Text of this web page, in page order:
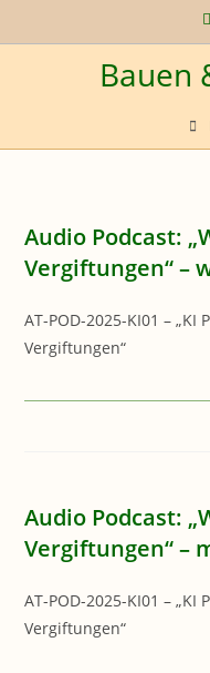
Inhalt
Bauen
Audio Podcast:
Vergiftungen“ –
AT-POD-2025-KI01 –
Vergiftungen“
Audio Podcast:
Vergiftungen“ –
AT-POD-2025-KI01 –
Vergiftungen“